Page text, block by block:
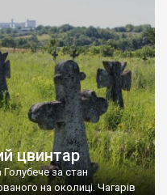
цвинтар
за стан
на околиці. Чагарів